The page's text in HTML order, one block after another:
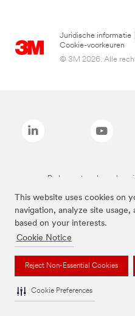
This website uses cookies on
navigation, analyze site
based on your interests.
Cookie Notice
Reject Non-Essential Cookies
Cookie Preferences
Juridische informatie
Cookie-voorkeuren
© 3M 2026. Alle
De bovenstaande merken